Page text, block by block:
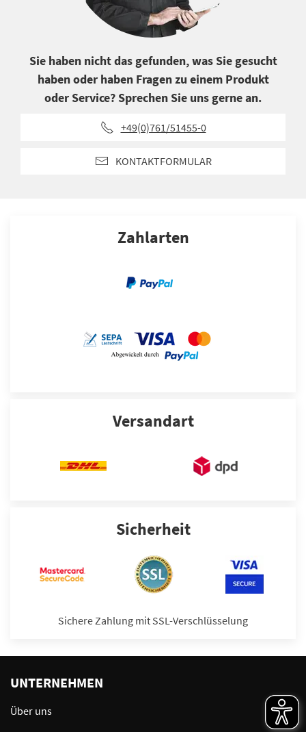
Sie haben nicht das gefunden, was Sie gesucht
haben oder haben Fragen zu einem Produkt
oder Service? Sprechen Sie uns gerne an.
+49(0)761/51455-0
KONTAKTFORMULAR
Zahlarten
Versandart
Sicherheit
Sichere Zahlung mit SSL-Verschlüsselung
UNTERNEHMEN
Über uns